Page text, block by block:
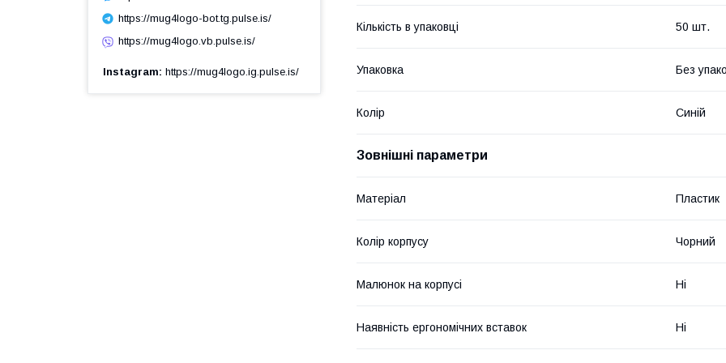
Кількість в упаковці 50 шт.
Упаковка Без
Колір Синій
Зовнішні параметри
Матеріал Пластик
Колір корпусу Чорний
Малюнок на корпусі Ні
Наявність ергономічних вставок Ні
https://mug4logo-bot.tg.pulse.is/
https://mug4logo.vb.pulse.is/
Instagram https://mug4logo.ig.pulse.is/